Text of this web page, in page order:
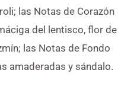
las Notas de Corazón
del lentisco, flor de
las Notas de Fondo
amaderadas y sándalo.